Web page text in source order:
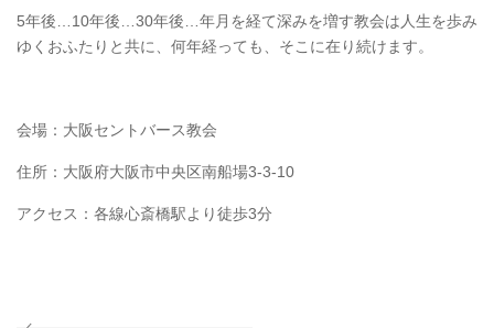
5年後…10年後…30年後…年月を経て深みを増す教会は人生を歩み
ゆくおふたりと共に、何年経っても、そこに在り続けます。
会場：大阪セントバース教会
住所：大阪府大阪市中央区南船場3-3-10
アクセス：各線心斎橋駅より徒歩3分